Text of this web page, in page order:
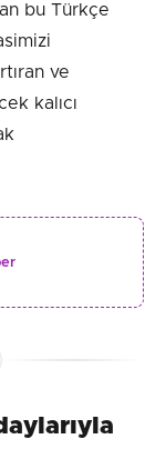
bu Türkçe
ve
kalıcı